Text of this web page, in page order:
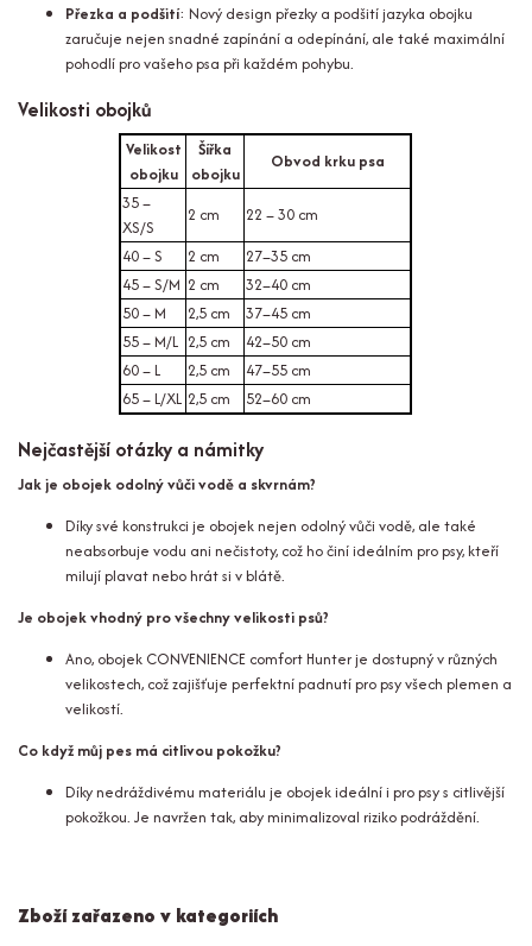
Přezka a podšití: Nový design přezky a podšití jazyka obojku
zaručuje nejen snadné zapínání a odepínání, ale také maximální
pohodlí pro vašeho psa při každém pohybu.
Velikosti obojků
Velikost
obojku
Šířka
obojku
Obvod krku psa
35 –
XS/S
2 cm
22 – 30 cm
40 – S
2 cm
27–35 cm
45 – S/M 2 cm
32–40 cm
50 – M
2,5 cm
37–45 cm
55 – M/L 2,5 cm
42–50 cm
60 – L
2,5 cm
47–55 cm
65 – L/XL 2,5 cm 52–60 cm
Nejčastější otázky a námitky
Jak je obojek odolný vůči vodě a skvrnám?
Díky své konstrukci je obojek nejen odolný vůči vodě, ale také
neabsorbuje vodu ani nečistoty, což ho činí ideálním pro psy, kteří
milují plavat nebo hrát si v blátě.
Je obojek vhodný pro všechny velikosti psů?
Ano, obojek CONVENIENCE comfort Hunter je dostupný v různých
velikostech, což zajišťuje perfektní padnutí pro psy všech plemen a
velikostí.
Co když můj pes má citlivou pokožku?
Díky nedráždivému materiálu je obojek ideální i pro psy s citlivější
pokožkou. Je navržen tak, aby minimalizoval riziko podráždění.
Zboží zařazeno v kategoriích